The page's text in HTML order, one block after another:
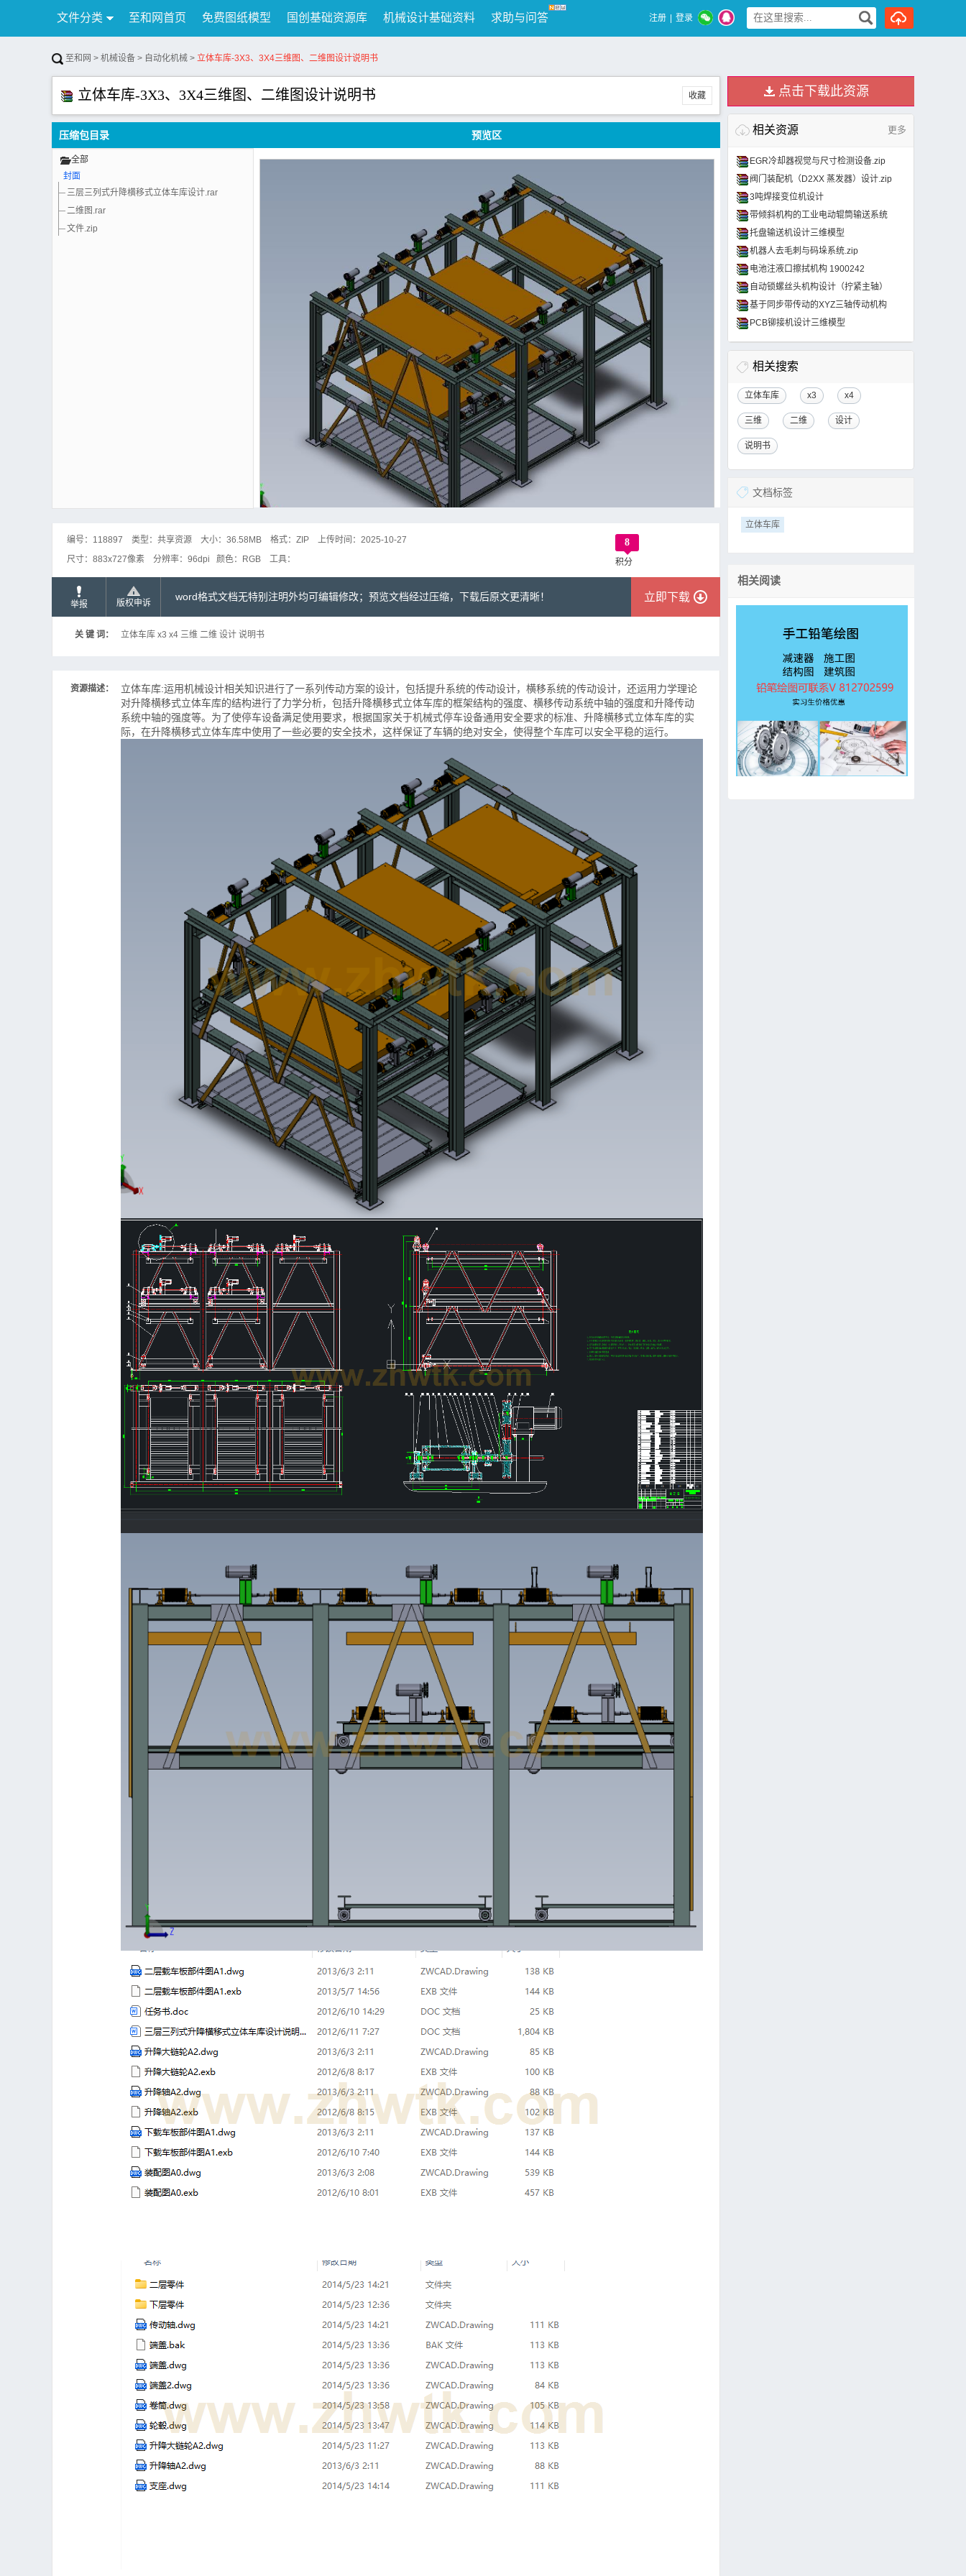
文件分类 至和网首页 免费图纸模型 国创基础资源库 机械设计基础资料 求助与问答
行业资讯 公告 联系我们
注册 登录
至和网 > 机械设备 > 自动化机械 > 立体车库-3X3、3X4三维图、二维图设计说明书
立体车库-3X3、3X4三维图、二维图设计说明书 收藏
压缩包目录 预览区
全部
封面
三层三列式升降横移式立体车库设计.rar
二维图.rar
文件.zip
编号： 118897 类型： 共享资源 大小： 36.58MB 格式： ZIP 上传时间： 2025-10-27
尺寸： 883x727像素 分辨率： 96dpi 颜色： RGB 工具：
8
积分
举报 版权申诉
word格式文档无特别注明外均可编辑修改；预览文档经过压缩，下载后原文更清晰！ 立即下载
关 键 词： 立体车库 x3 x4 三维 二维 设计 说明书
资源描述： 立体车库:运用机械设计相关知识进行了一系列传动方案的设计，包括提升系统的传动设计，横移系统的传动设计，还运用力学理论
对升降横移式立体车库的结构进行了力学分析，包括升降横移式立体车库的框架结构的强度、横移传动系统中轴的强度和升降传动
系统中轴的强度等。为了使停车设备满足使用要求，根据国家关于机械式停车设备通用安全要求的标准、升降横移式立体车库的实
际，在升降横移式立体车库中使用了一些必要的安全技术，这样保证了车辆的绝对安全，使得整个车库可以安全平稳的运行。
点击下载此资源
相关资源 更多
EGR冷却器视觉与尺寸检测设备.zip
阀门装配机（D2XX 蒸发器）设计.zip
3吨焊接变位机设计
带倾斜机构的工业电动辊筒输送系统
托盘输送机设计三维模型
机器人去毛刺与码垛系统.zip
电池注液口擦拭机构 1900242
自动锁螺丝头机构设计（拧紧主轴）
基于同步带传动的XYZ三轴传动机构
PCB铆接机设计三维模型
相关搜索
立体车库 x3 x4
三维 二维 设计
说明书
文档标签
立体车库
相关阅读